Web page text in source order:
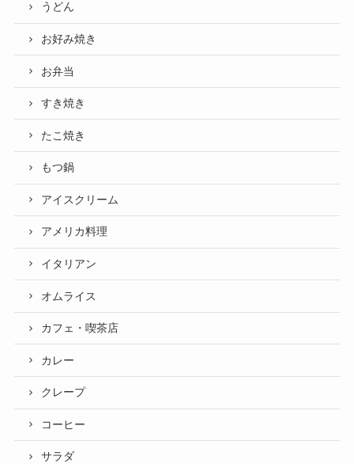
うどん
お好み焼き
お弁当
すき焼き
たこ焼き
もつ鍋
アイスクリーム
アメリカ料理
イタリアン
オムライス
カフェ・喫茶店
カレー
クレープ
コーヒー
サラダ